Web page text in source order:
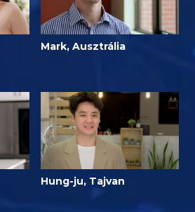
Mark, Ausztrália
Hung-ju, Tajvan